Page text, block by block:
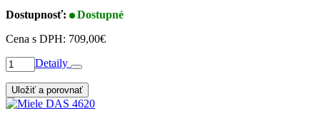
Dostupnosť:
Dostupné
Cena s DPH: 709,00€
Detaily
Uložiť a porovnať